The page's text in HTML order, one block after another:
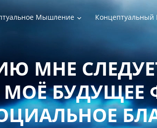
Мышление Концептуальный
МНЕ
БУДУЩЕЕ